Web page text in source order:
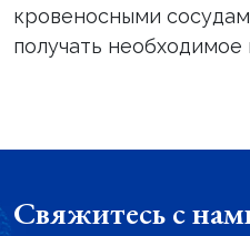
кровеносными
получать необходимое
Свяжитесь с